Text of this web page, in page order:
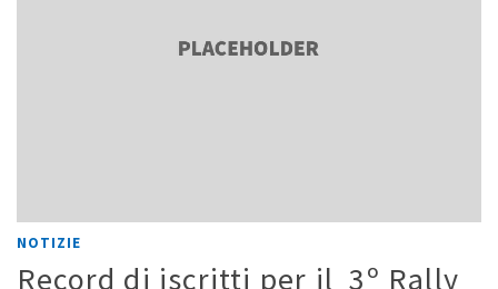
NOTIZIE
Record di iscritti per il 3º Rally